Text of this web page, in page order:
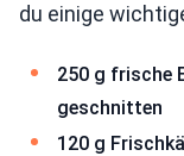
du einige
250 g frische
geschnitten
120 g